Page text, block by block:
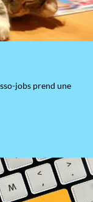
jobs prend une